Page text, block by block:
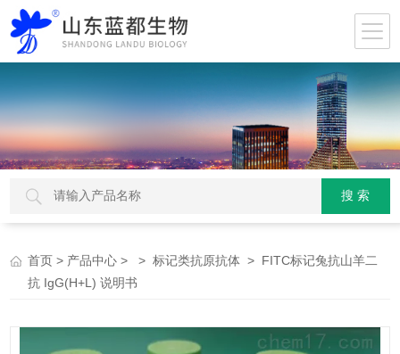
首页 > 产品中心 > >标记类抗原抗体 > FITC标记兔抗山羊二
抗 IgG(H+L) 说明书